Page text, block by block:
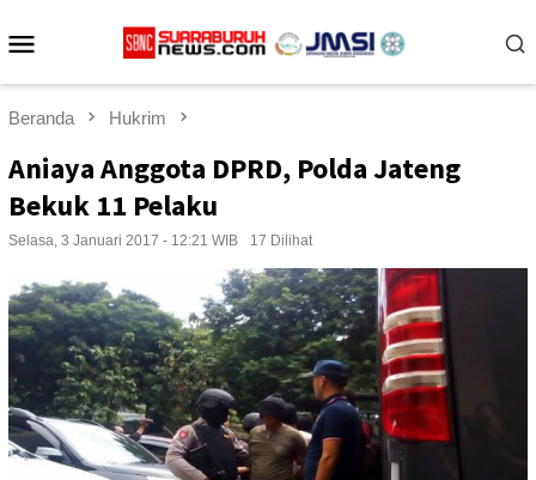
ke
Beranda Hukrim
Aniaya Anggota DPRD, Polda Jateng
Bekuk 11 Pelaku
Selasa, 3 Januari 2017 - 12:21 WIB 17 Dilihat